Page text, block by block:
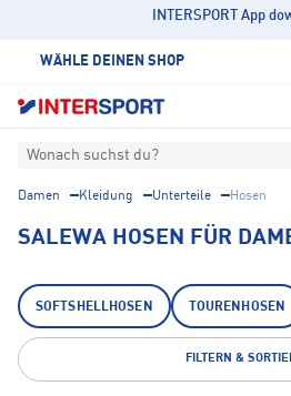
INTERSPORT App
WÄHLE DEINEN SHOP
Wonach suchst du?
Damen Kleidung Unterteile Hosen
SALEWA HOSEN FÜR
SOFTSHELLHOSEN TOURENHOSEN
FILTERN &